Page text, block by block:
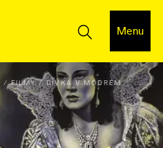
Menu
FILMY DÍVKA V MODRÉM